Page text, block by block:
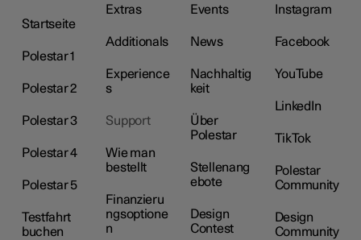
Startseite
Polestar 1
Polestar 2
Polestar 3
Polestar 4
Polestar 5
Testfahrt
buchen
Extras
Additionals
Experience
s
Support
Wie man
bestellt
Finanzieru
ngsoptione
n
Events
News
Nachhaltig
keit
Über
Polestar
Stellenang
ebote
Design
Contest
Instagram
Facebook
YouTube
LinkedIn
TikTok
Polestar
Community
Design
Community